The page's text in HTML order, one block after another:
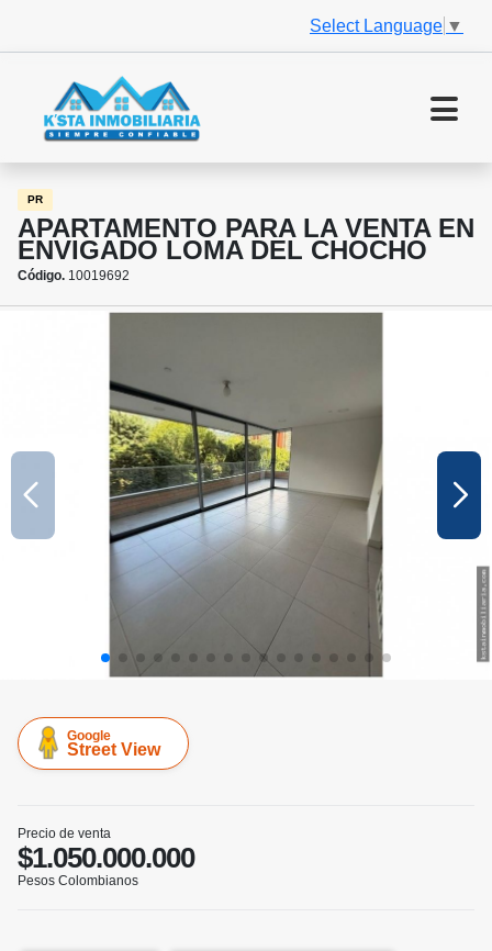
Select Language ▼
PR
APARTAMENTO PARA LA VENTA EN
ENVIGADO LOMA DEL CHOCHO
Código. 10019692
Google
Street View
Precio de venta
$1.050.000.000
Pesos Colombianos